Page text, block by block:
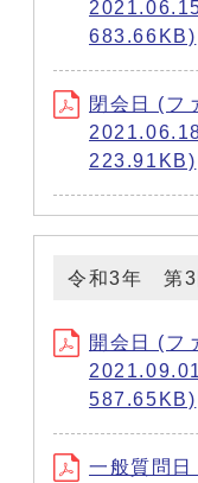
683.66KB)
閉会日 (フ
223.91KB)
令和3年 第
開会日 (フ
587.65KB)
一般質問日